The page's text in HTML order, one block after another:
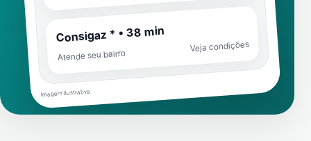
Consigaz * • 38 min
Atende seu bairro
Veja condições
Imagem ilustrativa